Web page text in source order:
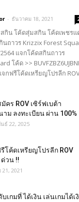
- ธันวาคม 18, 2021
กิน โค้ดสุ่มสกิน โค้ดเพชรแ
ถาวร Krizzix Forest
แจกโค้ดสกินถาวร
โค้ด >>
กฟรีโค้ดเหรียญโปรลีก
คร ROV เซิร์ฟเบต้า
าม ลงทะเบียน ผ่าน 100%
ธ์ 22, 2025
โค้ดเหรียญโปรลีก ROV
ด่วน !!
2021
เกมที่ ได้เงิน เล่นเกมได้เ